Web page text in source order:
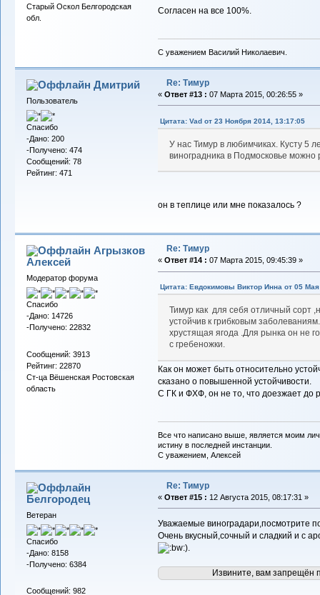
Старый Оскол Белгородская
обл.
Согласен на все 100%.
С уважением Василий Николаевич.
Дмитрий
Пользователь
Спасибо
-Дано: 200
-Получено: 474
Сообщений: 78
Рейтинг: 471
Re: Тимур
« Ответ #13 : 07 Марта 2015, 00:26:55 »
Цитата: Vad от 23 Ноября 2014, 13:17:05
У нас Тимур в любимчиках. Кусту 5
виноградника в Подмосковье можно
он в теплице или мне показалось ?
Агрызков
Алексей
Модератор форума
Спасибо
-Дано: 14726
-Получено: 22832
Сообщений: 3913
Рейтинг: 22870
Ст-ца Вёшенская Ростовская
область
Re: Тимур
« Ответ #14 : 07 Марта 2015, 09:45:39 »
Цитата: Евдокимовы Виктор Инна от 05
Тимур как для себя отличный сорт
устойчив к грибковым
хрустящая ягода .Для рынка он не
с гребеножки.
Как он может быть относительно
сказано о повышенной устойчивости.
С ГК и ФХФ, он не то, что доезжает до
Все что написано выше, является моим
истину в последней инстанции.
С уважением, Алексей
Белгородец
Ветеран
Спасибо
-Дано: 8158
-Получено: 6384
Сообщений: 982
Re: Тимур
« Ответ #15 : 12 Августа 2015, 08:17:31 »
Уважаемые виноградари,посмотрите
Очень вкусный,сочный и сладкий и с
).
Извините, вам запрещён